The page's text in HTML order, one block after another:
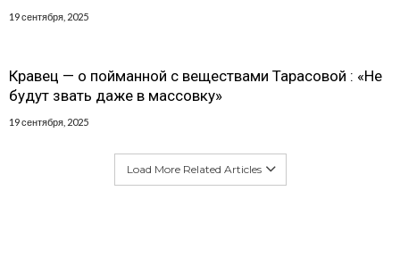
19 сентября, 2025
Кравец — о пойманной с веществами Тарасовой : «Не
будут звать даже в массовку»
19 сентября, 2025
Load More Related Articles